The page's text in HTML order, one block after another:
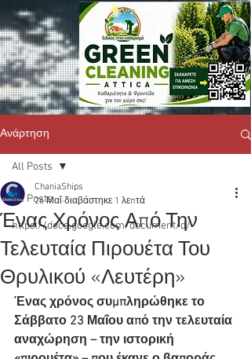
Ανάρτηση
All Posts
https://docs.google.com/document/d/
All Posts
Ένας Χρόνος Από Την
Τελευταία Πιρουέτα Του
Θρυλικού «Λευτέρη»
ChaniaShips
26 Μαΐ διαβάστηκε 1 λεπτά
Ένας χρόνος συμπληρώθηκε το
Σάββατο 23 Μαΐου από την τελευταία
αναχώρηση – την ιστορική